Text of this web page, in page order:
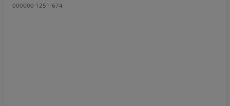
000000-1251-674